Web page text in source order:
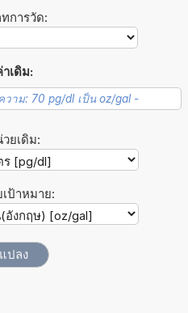
การวัด:
าเดิม:
ยเดิม:
ป้าหมาย: